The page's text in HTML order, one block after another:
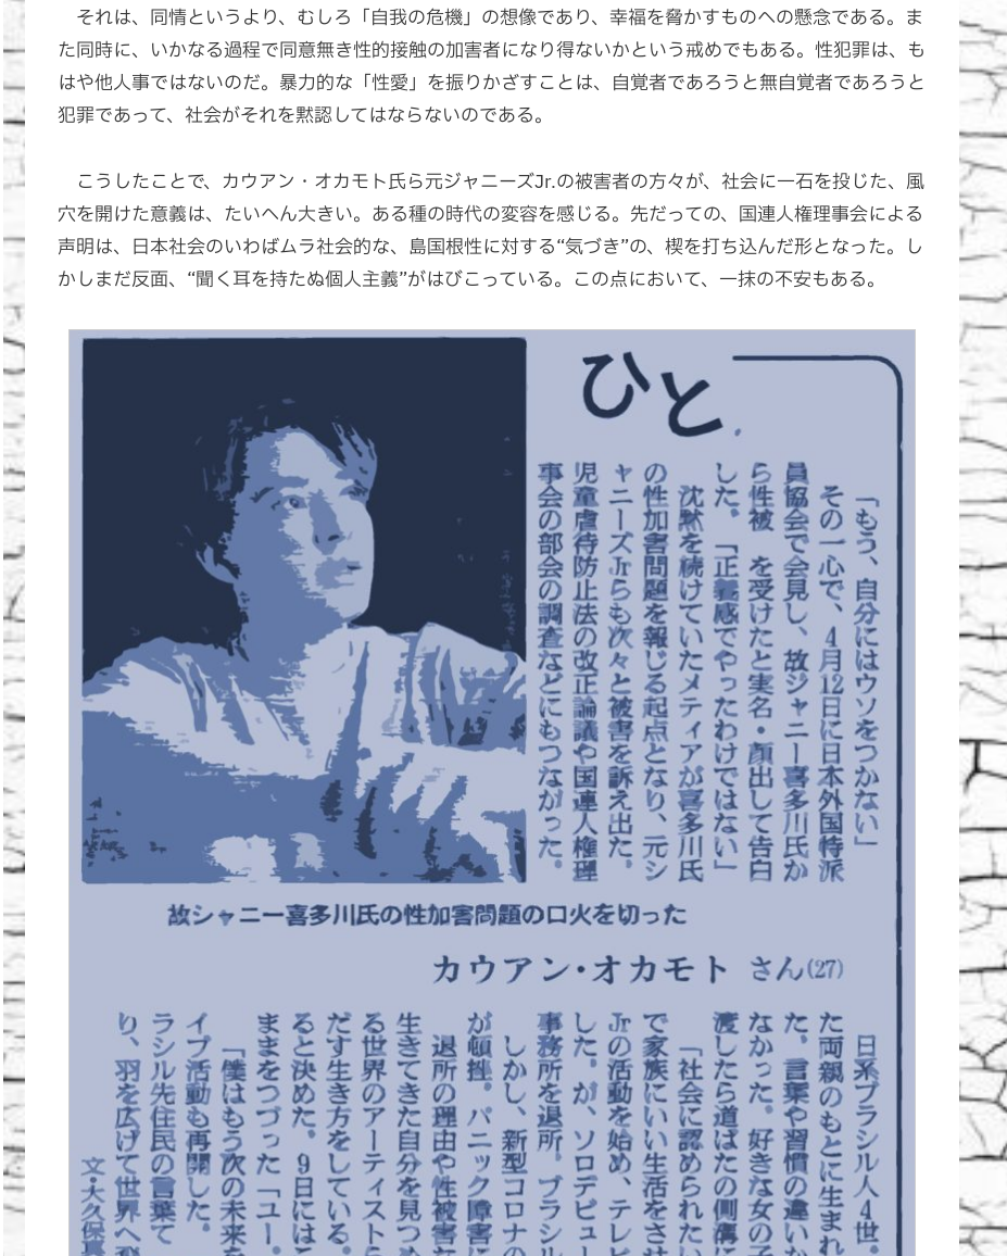
それは、同情というより、むしろ「自我の危機」の想像であり、幸福を脅かすものへの懸念である。ま
た同時に、いかなる過程で同意無き性的接触の加害者になり得ないかという戒めでもある。性犯罪は、も
はや他人事ではないのだ。暴力的な「性愛」を振りかざすことは、自覚者であろうと無自覚者であろうと
犯罪であって、社会がそれを黙認してはならないのである。
こうしたことで、カウアン・オカモト氏ら元ジャニーズJr.の被害者の方々が、社会に一石を投じた、風
穴を開けた意義は、たいへん大きい。ある種の時代の変容を感じる。先だっての、国連人権理事会による
声明は、日本社会のいわばムラ社会的な、島国根性に対する“気づき”の、楔を打ち込んだ形となった。し
かしまだ反面、“聞く耳を持たぬ個人主義”がはびこっている。この点において、一抹の不安もある。